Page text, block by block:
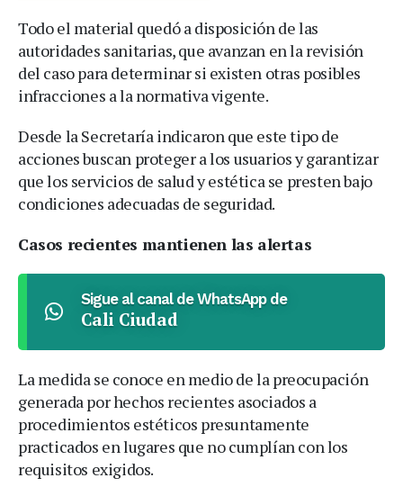
Todo el material quedó a disposición de las
autoridades sanitarias, que avanzan en la revisión
del caso para determinar si existen otras posibles
infracciones a la normativa vigente.
Desde la Secretaría indicaron que este tipo de
acciones buscan proteger a los usuarios y garantizar
que los servicios de salud y estética se presten bajo
condiciones adecuadas de seguridad.
Casos recientes mantienen las alertas
Sigue al canal de WhatsApp de
Cali Ciudad
La medida se conoce en medio de la preocupación
generada por hechos recientes asociados a
procedimientos estéticos presuntamente
practicados en lugares que no cumplían con los
requisitos exigidos.